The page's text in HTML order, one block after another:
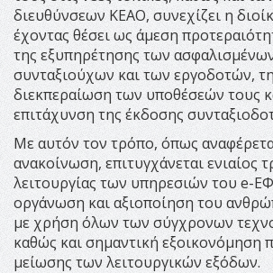
διευθύνσεων ΚΕΑΟ, συνεχίζει η
έχοντας θέσει ως άμεση
της εξυπηρέτησης των
συνταξιούχων και των εργοδοτών,
διεκπεραίωση των υποθέσεών τους
επιτάχυνση της έκδοσης
Με αυτόν τον τρόπο, όπως
ανακοίνωση, επιτυγχάνεται ενιαίος
λειτουργίας των υπηρεσιών του e-
οργάνωση και αξιοποίηση του
με χρήση όλων των σύγχρονων
καθώς και σημαντική εξοικονόμηση
μείωσης των λειτουργικών εξόδων.